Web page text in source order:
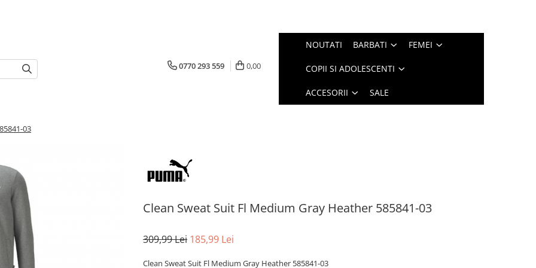
0770 293 559 0,00
NOUTATI BARBATI FEMEI
COPII SI ADOLESCENTI
ACCESORII SALE
03
Clean Sweat Suit Fl Medium Gray Heather 585841-03
309,99 Lei 185,99 Lei
Clean Sweat Suit Fl Medium Gray Heather 585841-03